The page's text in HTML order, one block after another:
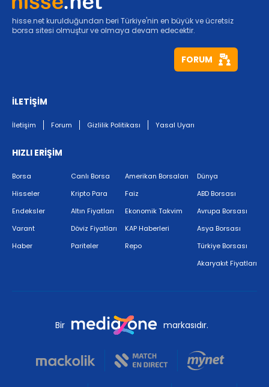
hisse.net kurulduğundan beri Türkiye'nin en büyük ve ücretsiz
borsa sitesi olmuştur ve olmaya devam edecektir.
FORUM
İLETİŞİM
İletişim Forum Gizlilik Politikası Yasal Uyarı
HIZLI ERİŞİM
Borsa
Hisseler
Endeksler
Varant
Haber
Canlı Borsa
Kripto Para
Altın Fiyatları
Döviz Fiyatları
Pariteler
Amerikan Borsaları
Faiz
Ekonomik Takvim
KAP Haberleri
Repo
Dünya
ABD Borsası
Avrupa Borsası
Asya Borsası
Türkiye Borsası
Akaryakıt Fiyatları
Bir markasıdır.